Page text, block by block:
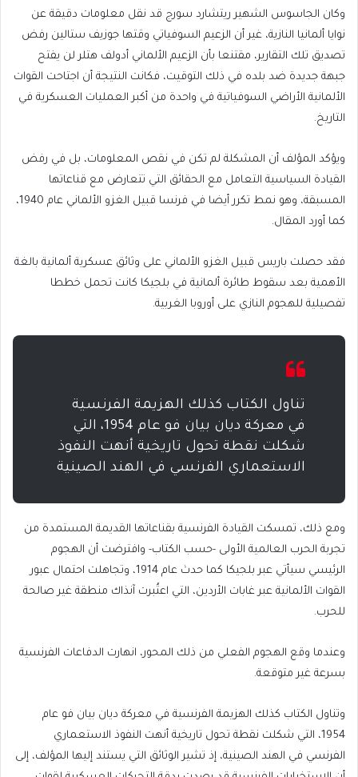
وكان الجاسوس الشهير ريتشارد سورج قد نقل معلومات دقيقة عن
نوايا ألمانيا النازية، غير أن الزعيم السوفياتي وقتها جوزيف ستالين رفض
تصديق تلك التقارير، مقتنعا بأن الزعيم الألماني أدولف هتلر لن يفتح
جبهة جديدة ضد بلده في ذلك التوقيت، فكانت النتيجة أن اجتاحت القوات
الألمانية الأراضي السوفياتية في واحدة من أكبر العمليات العسكرية في
التاريخ.
ويؤكد المؤلف أن المشكلة لم تكن في نقص المعلومات، بل في رفض
القيادة السياسية التعامل مع الحقائق التي تتعارض مع قناعاتها
المسبقة، وهو نمط تكرر أيضا في فرنسا قبيل الغزو الألماني عام 1940،
كما أورد المقال.
فقد حصلت باريس قبيل الغزو الألماني على وثائق عسكرية ألمانية بالغة
الأهمية بعد سقوط طائرة ألمانية في بلجيكا كانت تحمل خططا
تفصيلية للهجوم النازي على أوروبا الغربية.
تناول الكتاب كذلك الهزيمة الفرنسية
في معركة ديان بيان فو عام 1954، التي
شكلت نقطة تحول تاريخية أنهت النفوذ
الاستعماري الفرنسي في الهند الصينية
ومع ذلك، تمسكت القيادة الفرنسية بقناعاتها القديمة المستمدة من
تجربة الحرب العالمية الأولى -حسب الكتاب- وافترضت أن الهجوم
الرئيسي سيأتي عبر بلجيكا كما حدث عام 1914، وتجاهلت احتمال عبور
القوات الألمانية عبر غابات الأردين، التي اعتُبرت آنذاك منطقة غير صالحة
للحرب.
وعندما وقع الهجوم الفعلي من ذلك المحور، انهارت الدفاعات الفرنسية
بسرعة غير متوقعة.
وتناول الكتاب كذلك الهزيمة الفرنسية في معركة ديان بيان فو عام
1954، التي شكلت نقطة تحول تاريخية أنهت النفوذ الاستعماري
الفرنسي في الهند الصينية، إذ تشير الوثائق التي يستند إليها المؤلف، إلى